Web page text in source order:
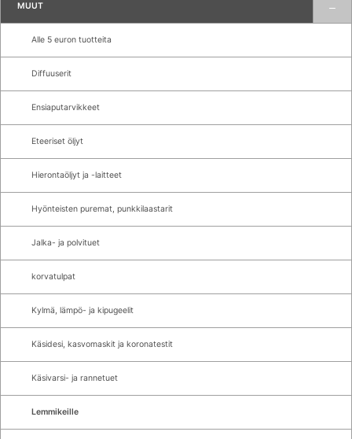
MUUT
Alle 5 euron tuotteita
Diffuuserit
Ensiaputarvikkeet
Eteeriset öljyt
Hierontaöljyt ja -laitteet
Hyönteisten puremat, punkkilaastarit
Jalka- ja polvituet
korvatulpat
Kylmä, lämpö- ja kipugeelit
Käsidesi, kasvomaskit ja koronatestit
Käsivarsi- ja rannetuet
Lemmikeille